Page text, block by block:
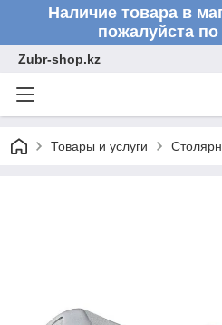
Наличие товара в
пожалуйста
Zubr-shop.kz
Товары и услуги